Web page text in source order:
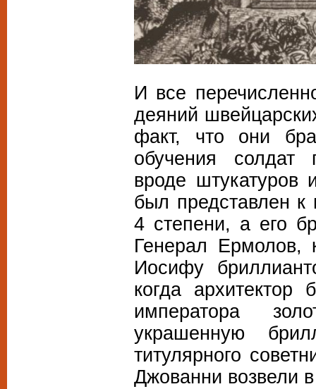
И все
деяний
факт, что они
обучения солдат
вроде
был представлен
4 степени, а его
Генерал Ермолов,
Иосифу
когда
императора
украшенную
титулярного
Джованни возвели